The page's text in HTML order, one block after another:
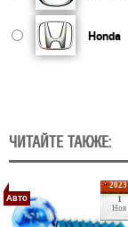
Honda
ЧИТАЙТЕ ТАКЖЕ:
2023
1
Ноя
Авто